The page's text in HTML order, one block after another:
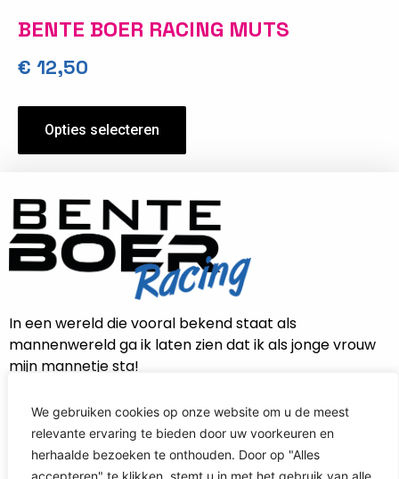
We gebruiken cookies op onze website om u de meest
relevante ervaring te bieden door uw voorkeuren en
herhaalde bezoeken te onthouden. Door op "Alles
accepteren" te klikken, stemt u in met het gebruik van alle
BENTE BOER RACING MUTS
€ 12,50
Opties selecteren
In een wereld die vooral bekend staat als
mannenwereld ga ik laten zien dat ik als jonge vrouw
mijn mannetje sta!
CONTACT INFORMATIE